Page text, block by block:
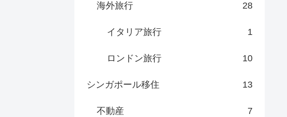
海外旅行 28
イタリア旅行 1
ロンドン旅行 10
シンガポール移住 13
不動産 7